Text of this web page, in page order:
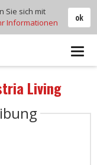
Living
ok
Sie sich mit
Informationen